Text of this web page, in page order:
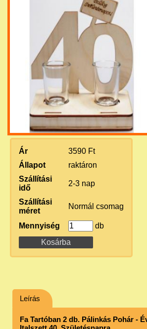
Ár
3590 Ft
Állapot
raktáron
Szállítási
idő
2-3 nap
Szállítási
méret
Normál csomag
Mennyiség db
Leírás
Fa Tartóban 2 db. Pálinkás Pohár -